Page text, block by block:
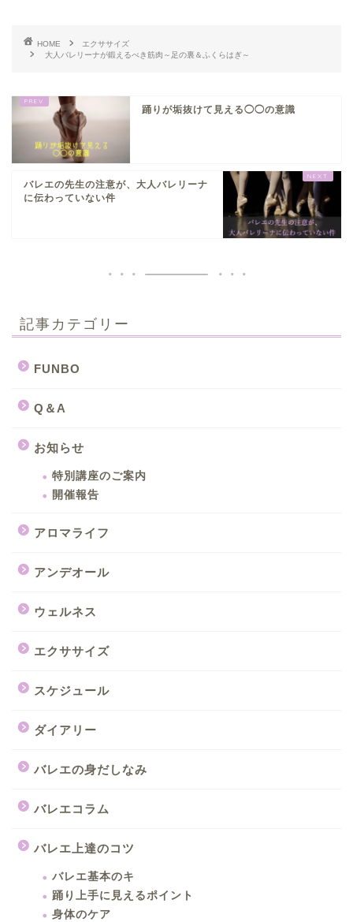
HOME
エクササイズ
大人バレリーナが鍛えるべき筋肉～足の裏＆ふくらはぎ～
踊りが垢抜けて見える◯◯の意識
バレエの先生の注意が、大人バレリーナ
に伝わっていない件
記事カテゴリー
FUNBO
Q＆A
お知らせ
特別講座のご案内
開催報告
アロマライフ
アンデオール
ウェルネス
エクササイズ
スケジュール
ダイアリー
バレエの身だしなみ
バレエコラム
バレエ上達のコツ
バレエ基本のキ
踊り上手に見えるポイント
身体のケア